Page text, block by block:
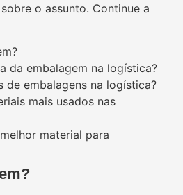
o assunto. Continue a
da embalagem na logística?
de embalagens na logística?
mais usados nas
material para